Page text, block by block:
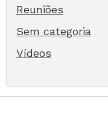
Reuniões
Sem categoria
Vídeos